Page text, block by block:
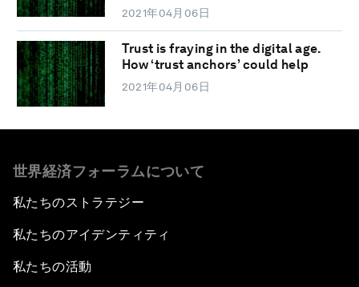
2021年04月06日
Trust is fraying in the digital age.
How ‘trust anchors’ could help
2021年04月06日
世界経済フォーラムについて
私たちのストラテジー
私たちのアイデンティティ
私たちの活動